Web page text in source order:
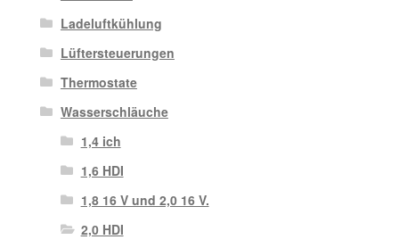
Ladeluftkühlung
Lüftersteuerungen
Thermostate
Wasserschläuche
1,4 ich
1,6 HDI
1,8 16 V und 2,0 16 V.
2,0 HDI